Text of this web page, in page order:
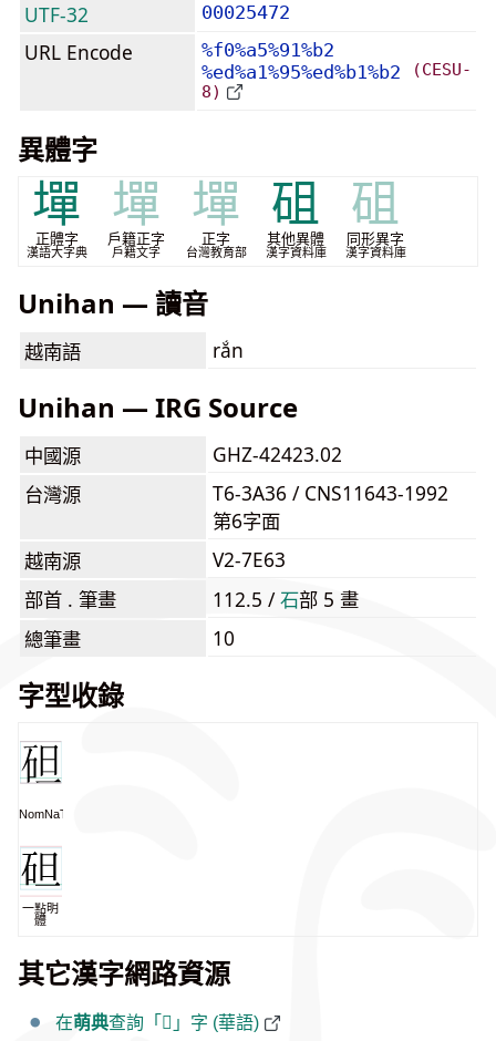
UTF-32 00025472
URL Encode
%f0%a5%91%b2
%ed%a1%95%ed%b1%b2
(CESU-
8)
異體字
墠
正體字
漢語大字典
墠
戶籍正字
戶籍文字
墠
正字
台灣教育部
砠
其他異體
漢字資料庫
砠
同形異字
漢字資料庫
Unihan — 讀音
越南語 rắn
Unihan — IRG Source
中國源
GHZ-42423.02
台灣源
T6-3A36 / CNS11643-1992
第6字面
越南源
V2-7E63
部首 . 筆畫
112.5 /⽯部 5 畫
總筆畫
10
字型收錄
NomNaTong
一點明
體
其它漢字網路資源
在萌典查詢「𥑲」字 (華語)